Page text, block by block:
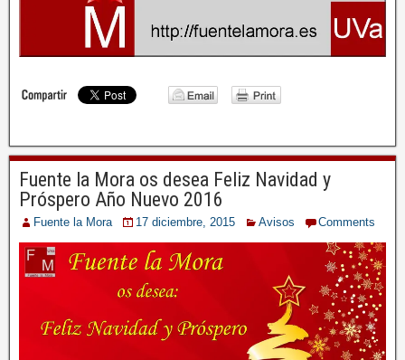
Fuente la Mora os desea Feliz Navidad y
Próspero Año Nuevo 2016
Fuente la Mora 17 diciembre, 2015 Avisos Comments